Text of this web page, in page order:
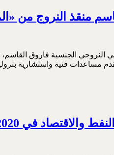
منقذ النروج من
النروجي الجنسية فاروق
والاقتصاد في 2020